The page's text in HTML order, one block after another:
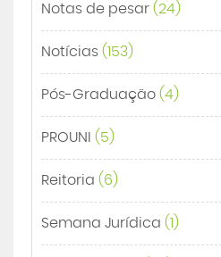
Notas de pesar (24)
Notícias (153)
Pós-Graduação (4)
PROUNI (5)
Reitoria (6)
Semana Jurídica (1)